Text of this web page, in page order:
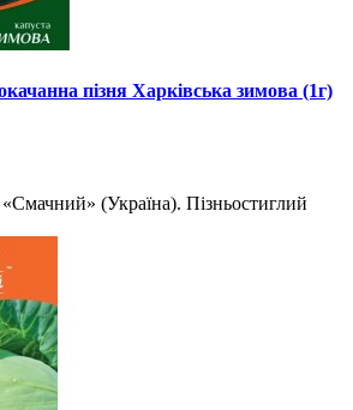
пізня Харківська зимова (1г)
(Україна). Пізньостиглий